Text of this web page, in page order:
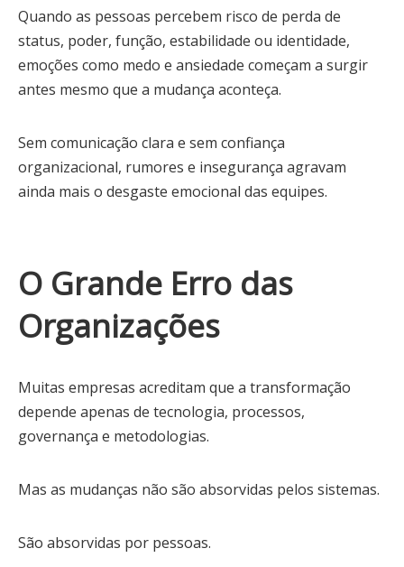
Quando as pessoas percebem risco de perda de
status, poder, função, estabilidade ou identidade,
emoções como medo e ansiedade começam a surgir
antes mesmo que a mudança aconteça.
Sem comunicação clara e sem confiança
organizacional, rumores e insegurança agravam
ainda mais o desgaste emocional das equipes.
O Grande Erro das
Organizações
Muitas empresas acreditam que a transformação
depende apenas de tecnologia, processos,
governança e metodologias.
Mas as mudanças não são absorvidas pelos sistemas.
São absorvidas por pessoas.